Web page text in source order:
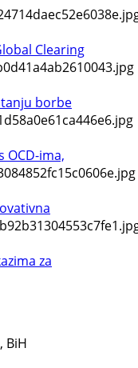
Clearing
borbe
OCD-ima,
za
BiH